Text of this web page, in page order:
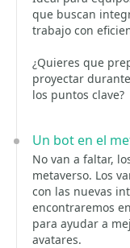
que buscan
trabajo con
¿Quieres que
proyectar
los puntos clave?
Un bot en el
No van a faltar,
metaverso. Los
con las nuevas
encontraremos
para ayudar a
avatares.